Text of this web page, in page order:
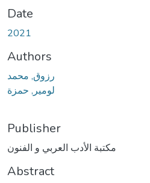
Date
2021
Authors
رزوق, محمد
لومير, حمزة
Publisher
مكتبة الأدب العربي و الفنون
Abstract